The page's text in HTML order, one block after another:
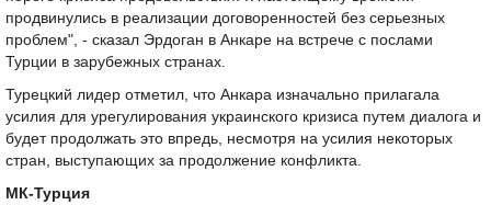
продвинулись в реализации договоренностей без серьезных
проблем", - сказал Эрдоган в Анкаре на встрече с послами
Турции в зарубежных странах.
Турецкий лидер отметил, что Анкара изначально прилагала
усилия для урегулирования украинского кризиса путем диалога и
будет продолжать это впредь, несмотря на усилия некоторых
стран, выступающих за продолжение конфликта.
МК-Турция